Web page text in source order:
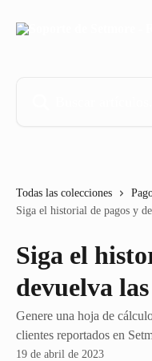
Todas las colecciones
Siga el historial de pagos y
Siga el
devuelva
Genere una hoja de
clientes reportados en
19 de abril de 2023